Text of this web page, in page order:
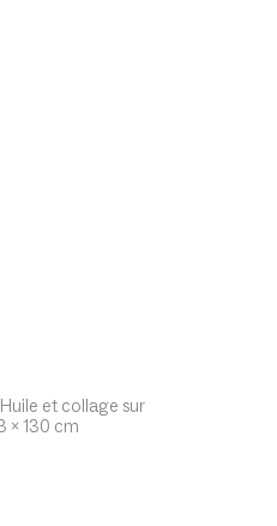
Huile et collage sur
x 130 cm